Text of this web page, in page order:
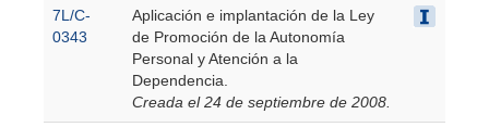
7L/C-
0343
Aplicación e implantación de la Ley
de Promoción de la Autonomía
Personal y Atención a la
Dependencia.
Creada el 24 de septiembre de 2008.